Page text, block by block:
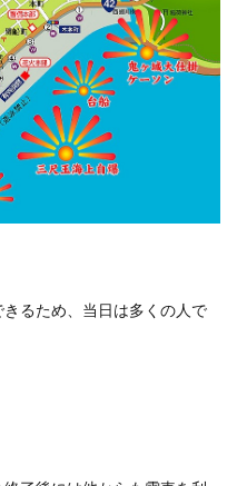
るため、当日は多くの人で